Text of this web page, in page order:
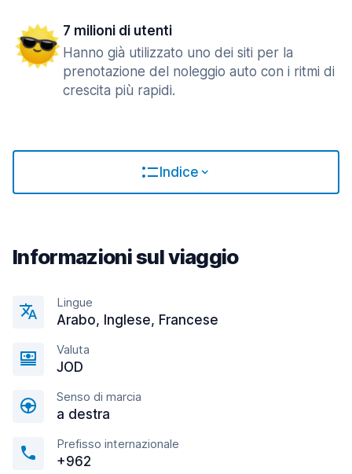
7 milioni di utenti
Hanno già utilizzato uno dei siti per la
prenotazione del noleggio auto con i ritmi di
crescita più rapidi.
Indice
Informazioni sul viaggio
Lingue
Arabo, Inglese, Francese
Valuta
JOD
Senso di marcia
a destra
Prefisso internazionale
+962